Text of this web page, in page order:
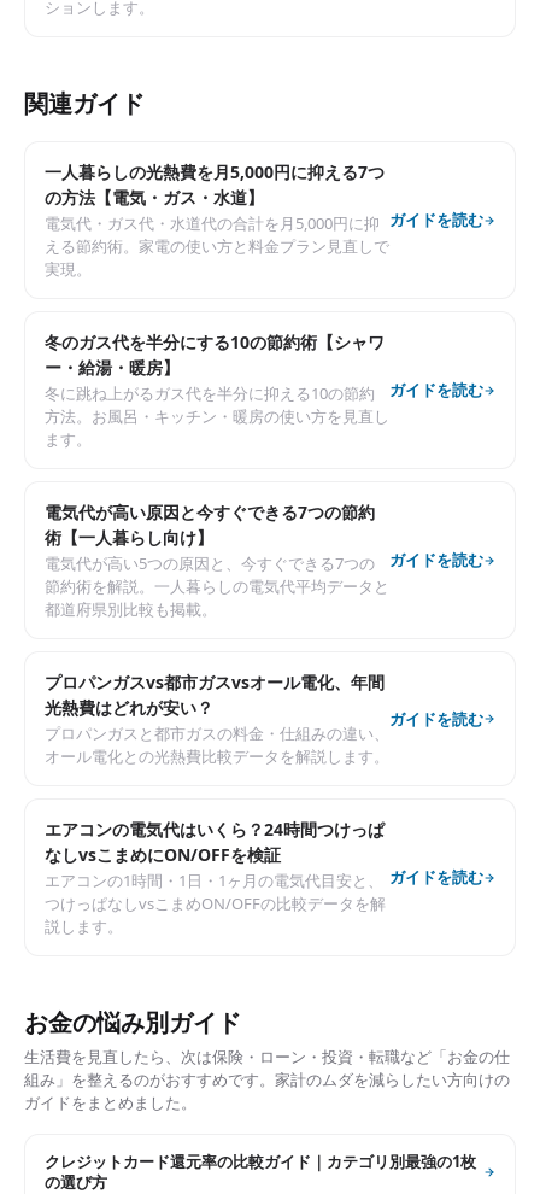
ションします。
関連ガイド
一人暮らしの光熱費を月5,000円に抑える7つ
の方法【電気・ガス・水道】
電気代・ガス代・水道代の合計を月5,000円に抑
える節約術。家電の使い方と料金プラン見直しで
実現。
ガイドを読む
冬のガス代を半分にする10の節約術【シャワ
ー・給湯・暖房】
冬に跳ね上がるガス代を半分に抑える10の節約
方法。お風呂・キッチン・暖房の使い方を見直し
ます。
ガイドを読む
電気代が高い原因と今すぐできる7つの節約
術【一人暮らし向け】
電気代が高い5つの原因と、今すぐできる7つの
節約術を解説。一人暮らしの電気代平均データと
都道府県別比較も掲載。
ガイドを読む
プロパンガスvs都市ガスvsオール電化、年間
光熱費はどれが安い？
プロパンガスと都市ガスの料金・仕組みの違い、
オール電化との光熱費比較データを解説します。
ガイドを読む
エアコンの電気代はいくら？24時間つけっぱ
なしvsこまめにON/OFFを検証
エアコンの1時間・1日・1ヶ月の電気代目安と、
つけっぱなしvsこまめON/OFFの比較データを解
説します。
ガイドを読む
お金の悩み別ガイド
生活費を見直したら、次は保険・ローン・投資・転職など「お金の仕
組み」を整えるのがおすすめです。家計のムダを減らしたい方向けの
ガイドをまとめました。
クレジットカード還元率の比較ガイド｜カテゴリ別最強の1枚
の選び方